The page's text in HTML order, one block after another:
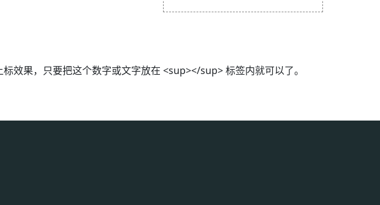
效果，只要把这个数字或文字放在 <sup></sup> 标签内就可以了。